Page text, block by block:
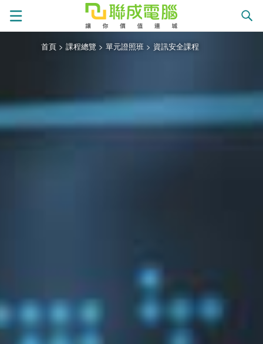
首頁 > 課程總覽 > 單元證照班 > 資訊安全課程